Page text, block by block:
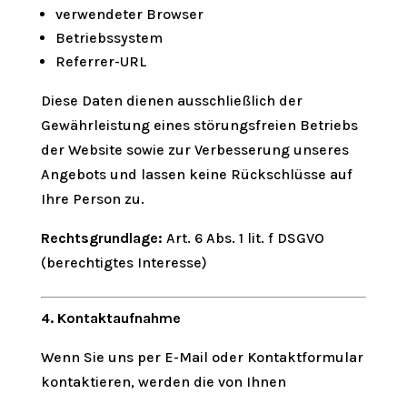
verwendeter Browser
Betriebssystem
Referrer-URL
Diese Daten dienen ausschließlich der
Gewährleistung eines störungsfreien Betriebs
der Website sowie zur Verbesserung unseres
Angebots und lassen keine Rückschlüsse auf
Ihre Person zu.
Rechtsgrundlage: Art. 6 Abs. 1 lit. f DSGVO
(berechtigtes Interesse)
4. Kontaktaufnahme
Wenn Sie uns per E-Mail oder Kontaktformular
kontaktieren, werden die von Ihnen